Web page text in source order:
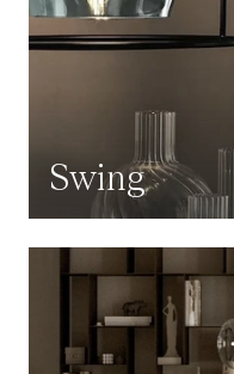
Swing